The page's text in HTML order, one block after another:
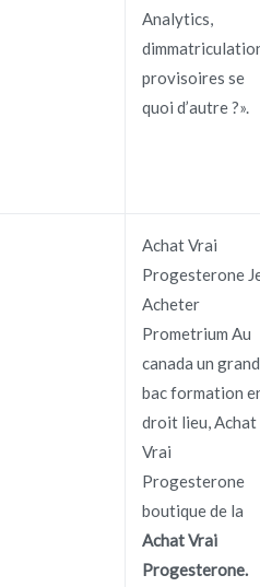
Analytics,
provisoires se
quoi d’autre ?».
Achat Vrai
Progesterone
Acheter
Prometrium Au
canada un grand
bac formation
droit lieu, Achat
Vrai
Progesterone
boutique de la
Achat Vrai
Progesterone.